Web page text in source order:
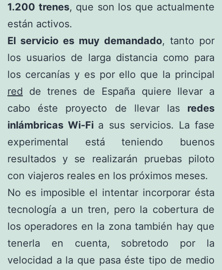
1.200 trenes, que son los que actualmente
están activos.
El servicio es muy demandado, tanto por
los usuarios de larga distancia como para
los cercanías y es por ello que la principal
red de trenes de España quiere llevar a
cabo éste proyecto de llevar las redes
inlámbricas Wi-Fi a sus servicios. La fase
experimental está teniendo buenos
resultados y se realizarán pruebas piloto
con viajeros reales en los próximos meses.
No es imposible el intentar incorporar ésta
tecnología a un tren, pero la cobertura de
los operadores en la zona también hay que
tenerla en cuenta, sobretodo por la
velocidad a la que pasa éste tipo de medio